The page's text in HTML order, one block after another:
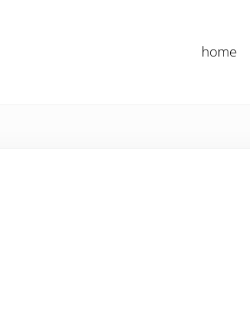
home